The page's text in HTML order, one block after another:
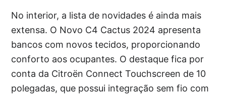
No interior, a lista de novidades é ainda mais
extensa. O Novo C4 Cactus 2024 apresenta
bancos com novos tecidos, proporcionando
conforto aos ocupantes. O destaque fica por
conta da Citroën Connect Touchscreen de 10
polegadas, que possui integração sem fio com